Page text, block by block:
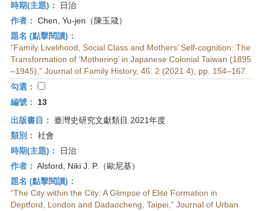
時期(主題)：
日治
作者： Chen, Yu-jen（陳玉箴）
題名 (點擊閱讀)：
“Family Livelihood, Social Class and Mothers’ Self-cognition: The
Transformation of ‘Mothering’ in Japanese Colonial Taiwan (1895
–1945),” Journal of Family History, 46: 2 (2021.4), pp. 154–167.
勾選：
編號：
13
出版書目： 臺灣史研究文獻類目 2021年度
類別： 社會
時期(主題)：
日治
作者： Alsford, Niki J. P.（歐尼基）
題名 (點擊閱讀)：
“The City within the City: A Glimpse of Elite Formation in
Deptford, London and Dadaocheng, Taipei,” Journal of Urban